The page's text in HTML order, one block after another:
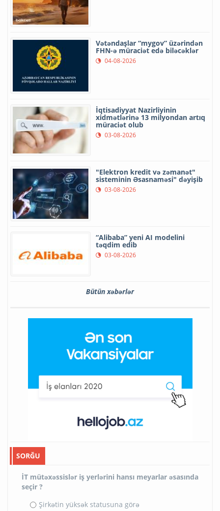
Vətəndaşlar “mygov” üzərindən
FHN-ə müraciət edə biləcəklər
04-08-2026
İqtisadiyyat Nazirliyinin
xidmətlərinə 13 milyondan artıq
müraciət olub
03-08-2026
"Elektron kredit və zəmanət"
sisteminin Əsasnaməsi" dəyişib
03-08-2026
“Alibaba” yeni AI modelini
təqdim edib
03-08-2026
Bütün xəbərlər
SORĞU
İT mütəxəssislər iş yerlərini hansı meyarlar əsasında
seçir ?
Şirkətin yüksək statusuna görə